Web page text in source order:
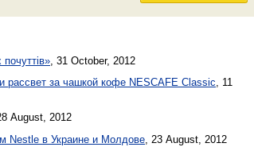
31 October, 2012
рассвет за чашкой кофе NESCAFE Classic, 11
August, 2012
Nestle в Украине и Молдове 23 August, 2012